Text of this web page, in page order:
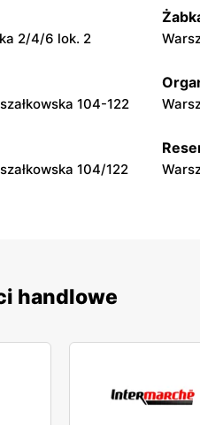
2/4/6 lok. 2
104-122
104/122
handlowe